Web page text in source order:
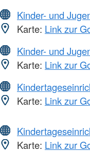
Kinder- und
Karte: Link zur
Kinder- und
Karte: Link zur
Karte: Link zur
Karte: Link zur